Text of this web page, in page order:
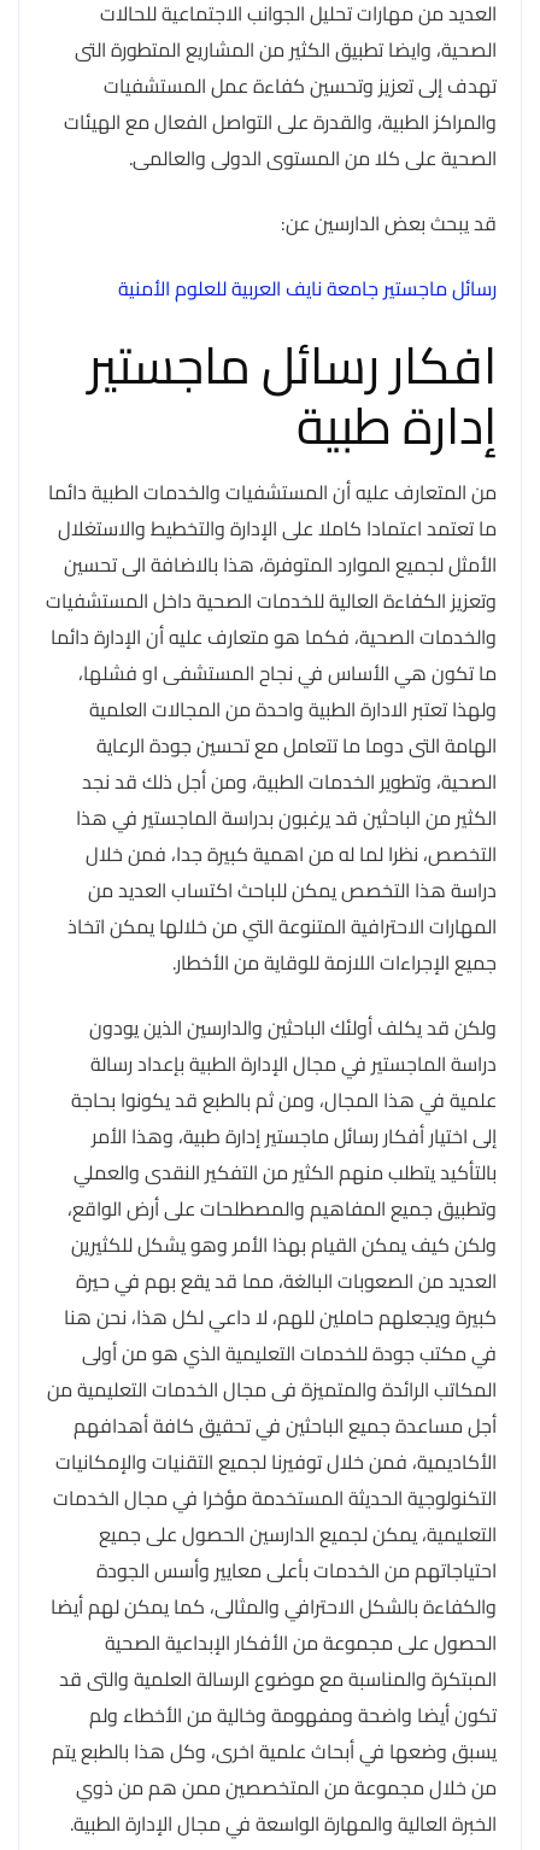
العديد من مهارات تحليل الجوانب الاجتماعية للحالات
الصحية، وايضا تطبيق الكثير من المشاريع المتطورة التى
تهدف إلى تعزيز وتحسين كفاءة عمل المستشفيات
والمراكز الطبية، والقدرة على التواصل الفعال مع الهيئات
الصحية على كلا من المستوى الدولى والعالمى.
قد يبحث بعض الدارسين عن:
رسائل ماجستير جامعة نايف العربية للعلوم الأمنية
افكار رسائل ماجستير
إدارة طبية
من المتعارف عليه أن المستشفيات والخدمات الطبية دائما
ما تعتمد اعتمادا كاملا على الإدارة والتخطيط والاستغلال
الأمثل لجميع الموارد المتوفرة، هذا بالاضافة الى تحسين
وتعزيز الكفاءة العالية للخدمات الصحية داخل المستشفيات
والخدمات الصحية، فكما هو متعارف عليه أن الإدارة دائما
ما تكون هي الأساس في نجاح المستشفى او فشلها،
ولهذا تعتبر الادارة الطبية واحدة من المجالات العلمية
الهامة التى دوما ما تتعامل مع تحسين جودة الرعاية
الصحية، وتطوير الخدمات الطبية، ومن أجل ذلك قد نجد
الكثير من الباحثين قد يرغبون بدراسة الماجستير في هذا
التخصص، نظرا لما له من اهمية كبيرة جدا، فمن خلال
دراسة هذا التخصص يمكن للباحث اكتساب العديد من
المهارات الاحترافية المتنوعة التي من خلالها يمكن اتخاذ
جميع الإجراءات اللازمة للوقاية من الأخطار.
ولكن قد يكلف أولئك الباحثين والدارسين الذين يودون
دراسة الماجستير في مجال الإدارة الطبية بإعداد رسالة
علمية في هذا المجال، ومن ثم بالطبع قد يكونوا بحاجة
إلى اختيار أفكار رسائل ماجستير إدارة طبية، وهذا الأمر
بالتأكيد يتطلب منهم الكثير من التفكير النقدى والعملي
وتطبيق جميع المفاهيم والمصطلحات على أرض الواقع،
ولكن كيف يمكن القيام بهذا الأمر وهو يشكل للكثيرين
العديد من الصعوبات البالغة، مما قد يقع بهم في حيرة
كبيرة ويجعلهم حاملين للهم، لا داعي لكل هذا، نحن هنا
في مكتب جودة للخدمات التعليمية الذي هو من أولى
المكاتب الرائدة والمتميزة فى مجال الخدمات التعليمية من
أجل مساعدة جميع الباحثين في تحقيق كافة أهدافهم
الأكاديمية، فمن خلال توفيرنا لجميع التقنيات والإمكانيات
التكنولوجية الحديثة المستخدمة مؤخرا في مجال الخدمات
التعليمية، يمكن لجميع الدارسين الحصول على جميع
احتياجاتهم من الخدمات بأعلى معايير وأسس الجودة
والكفاءة بالشكل الاحترافي والمثالى، كما يمكن لهم أيضا
الحصول على مجموعة من الأفكار الإبداعية الصحية
المبتكرة والمناسبة مع موضوع الرسالة العلمية والتى قد
تكون أيضا واضحة ومفهومة وخالية من الأخطاء ولم
يسبق وضعها في أبحاث علمية اخرى، وكل هذا بالطبع يتم
من خلال مجموعة من المتخصصين ممن هم من ذوي
الخبرة العالية والمهارة الواسعة في مجال الإدارة الطبية.